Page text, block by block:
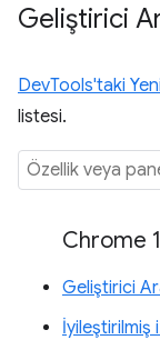
Geliştirici
DevTools'taki
listesi.
Chrome
Geliştirici
İyileştirilmiş